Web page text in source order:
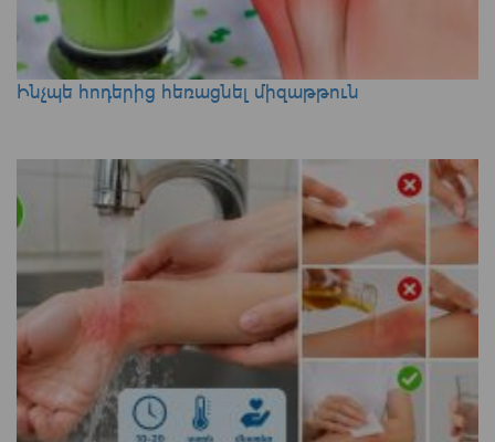
Ինչպե հոդերից հեռացնել միզաթթուն